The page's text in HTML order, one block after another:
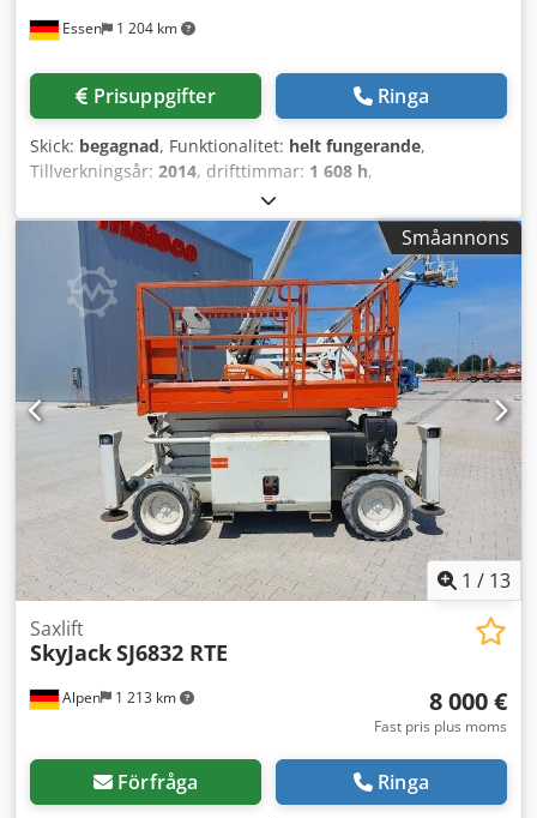
Essen 1 204 km
Prisuppgifter Ringa
Skick: begagnad, Funktionalitet: helt fungerande,
Tillverkningsår: 2014, drifttimmar: 1 608 h,
HR12220
tomvikt:5 136 kg, byggnadshöjd:2 740 mm, bränsletyp:
, total längd:3 120 mm , drivtyp: Diesel,
konstruktionsbredd:1 750 mm, arbets höjd:14 120 mm
Saxlift Chassinummer: HR12220 Skick: Klar för användning
och fullt fungerande Dcodpjy N Hkbjfx Adyok Tekniskt
skick: normalt Skick på framdäcken: 60 - 80% Skick på
bakdäcken: 60 - 80% Beskrivning: Maskinen är fullständigt
genomgången i verkstaden, rengjord, med ny UVV- och
besiktningsgodkännande! Skadade lackytor kan vid
önskemål rollas om eller spacklas.
Småannons
1 / 13
Alpen 1 213 km
Saxlift
SkyJackSJ6832 RTE
8 000 €
Fast pris plus moms
Förfråga Ringa